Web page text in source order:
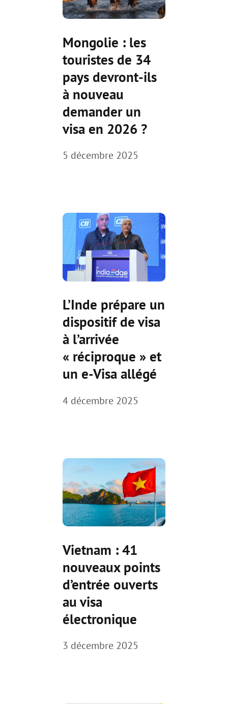
Mongolie : les
touristes de 34
pays devront-ils
à nouveau
demander un
visa en 2026 ?
5 décembre 2025
L’Inde prépare un
dispositif de visa
à l’arrivée
« réciproque » et
un e-Visa allégé
4 décembre 2025
Vietnam : 41
nouveaux points
d’entrée ouverts
au visa
électronique
3 décembre 2025